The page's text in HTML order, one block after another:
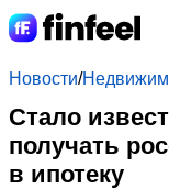
Новости/
Стало
получать
в ипотеку